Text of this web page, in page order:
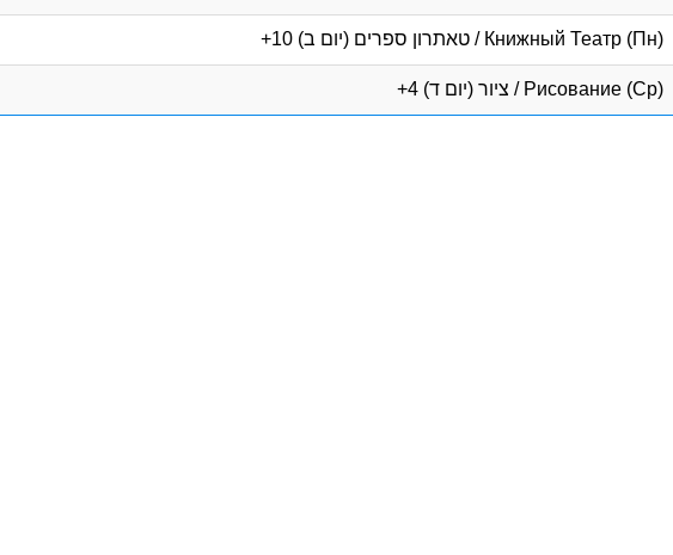
Книжный Театр (Пн) / טאתרון ספרים (יום ב) 10+
Рисование (Ср) / ציור (יום ד) 4+